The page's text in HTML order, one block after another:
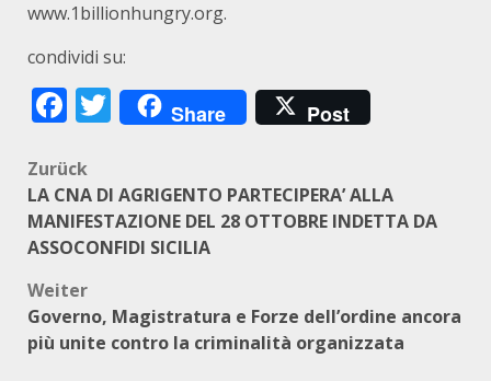
www.1billionhungry.org.
condividi su:
Facebook
Twitter
Share Post
Beitragsnavigation
Zurück
LA CNA DI AGRIGENTO PARTECIPERA’ ALLA
MANIFESTAZIONE DEL 28 OTTOBRE INDETTA DA
ASSOCONFIDI SICILIA
Weiter
Governo, Magistratura e Forze dell’ordine ancora
più unite contro la criminalità organizzata